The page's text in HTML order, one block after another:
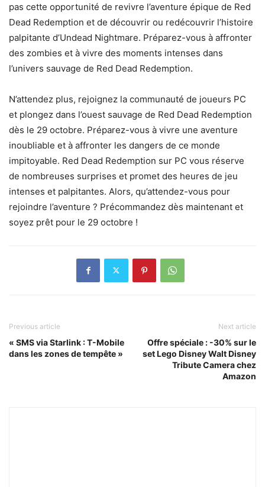
pas cette opportunité de revivre l’aventure épique de Red
Dead Redemption et de découvrir ou redécouvrir l’histoire
palpitante d’Undead Nightmare. Préparez-vous à affronter
des zombies et à vivre des moments intenses dans
l’univers sauvage de Red Dead Redemption.
N’attendez plus, rejoignez la communauté de joueurs PC
et plongez dans l’ouest sauvage de Red Dead Redemption
dès le 29 octobre. Préparez-vous à vivre une aventure
inoubliable et à affronter les dangers de ce monde
impitoyable. Red Dead Redemption sur PC vous réserve
de nombreuses surprises et promet des heures de jeu
intenses et palpitantes. Alors, qu’attendez-vous pour
rejoindre l’aventure ? Précommandez dès maintenant et
soyez prêt pour le 29 octobre !
Previous article
« SMS via Starlink : T-Mobile
dans les zones de tempête »
Next article
Offre spéciale : -30% sur le
set Lego Disney Walt Disney
Tribute Camera chez
Amazon